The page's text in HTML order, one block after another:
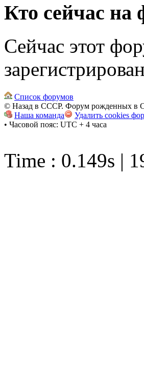
Кто сейчас на
Сейчас этот
Список форумов
© Назад в СССР. Форум рожденных в
Наша команда
Удалить cookies
• Часовой пояс: UTC + 4 часа
Time : 0.149s |